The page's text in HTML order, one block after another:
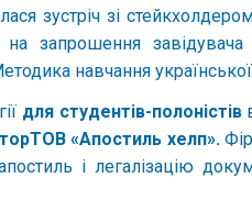
зустріч зі
завідувача
навчання
для студентів-полоністів
«Апостиль хелп».
і легалізацію